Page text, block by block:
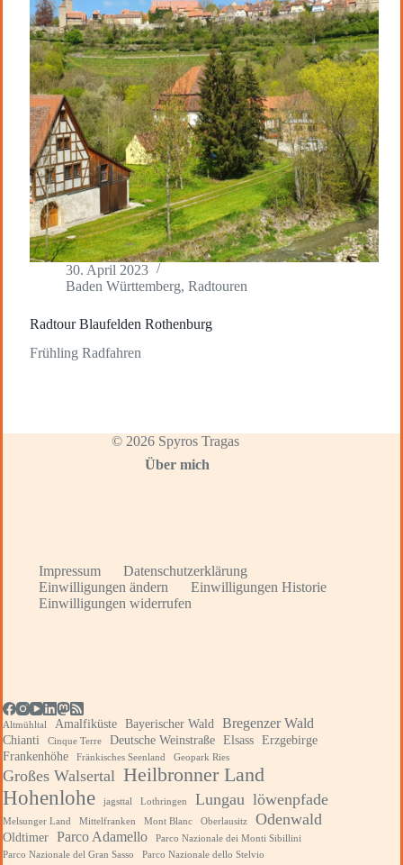
30. April 2023
Baden Württemberg, Radtouren
Radtour Blaufelden Rothenburg
Frühling Radfahren
© 2026 Spyros Tragas
Über mich
Impressum
Datenschutzerklärung
Einwilligungen ändern
Einwilligungen Historie
Einwilligungen widerrufen
Altmühltal Amalfiküste Bayerischer Wald Bregenzer Wald
Chianti Cinque Terre Deutsche Weinstraße Elsass Erzgebirge
Frankenhöhe
Fränkisches Seenland Geopark Ries
Großes Walsertal Heilbronner Land
Hohenlohe jagsttal Lothringen Lungau löwenpfade
Melsunger Land Mittelfranken Mont Blanc Oberlausitz Odenwald
Oldtimer Parco Adamello
Parco Nazionale dei Monti Sibillini
Parco Nazionale del Gran Sasso
Parco Nazionale dello Stelvio